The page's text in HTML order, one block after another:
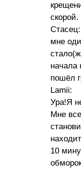
Стасец:
мне
начала
пошёл
Lamii:
Ура!Я
Мне
10